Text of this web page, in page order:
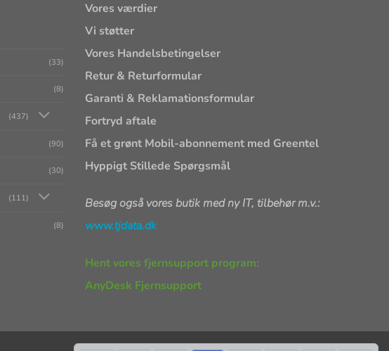
(33)
(8)
(437)
(90)
(30)
(111)
(8)
Vores værdier
Vi støtter
Vores Handelsbetingelser
Retur & Returformular
Garanti & Reklamationsformular
Fortryd aftale
Få et grønt Mobil-abonnement med Greentel
Hyppigt Stillede Spørgsmål
Besøg også vores butik med ny IT, tilbehør m.v.:
www.tjdata.dk
Hent vores fjernsupport program:
AnyDesk Fjernsupport